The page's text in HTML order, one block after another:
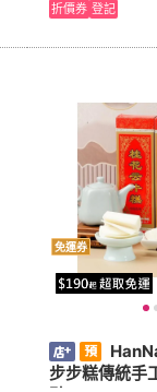
折價券 登記
免運券
步步糕傳統手